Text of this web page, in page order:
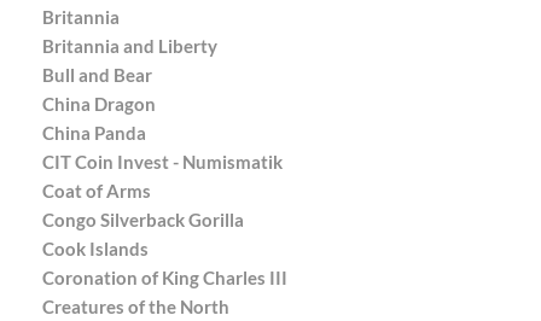
Britannia
Britannia and Liberty
Bull and Bear
China Dragon
China Panda
CIT Coin Invest - Numismatik
Coat of Arms
Congo Silverback Gorilla
Cook Islands
Coronation of King Charles III
Creatures of the North